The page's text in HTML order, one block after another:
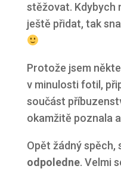
stěžovat. Kdybych
ještě přidat, tak
Protože jsem
v minulosti fotil,
součást
okamžitě poznala
Opět žádný spěch,
odpoledne. Velmi